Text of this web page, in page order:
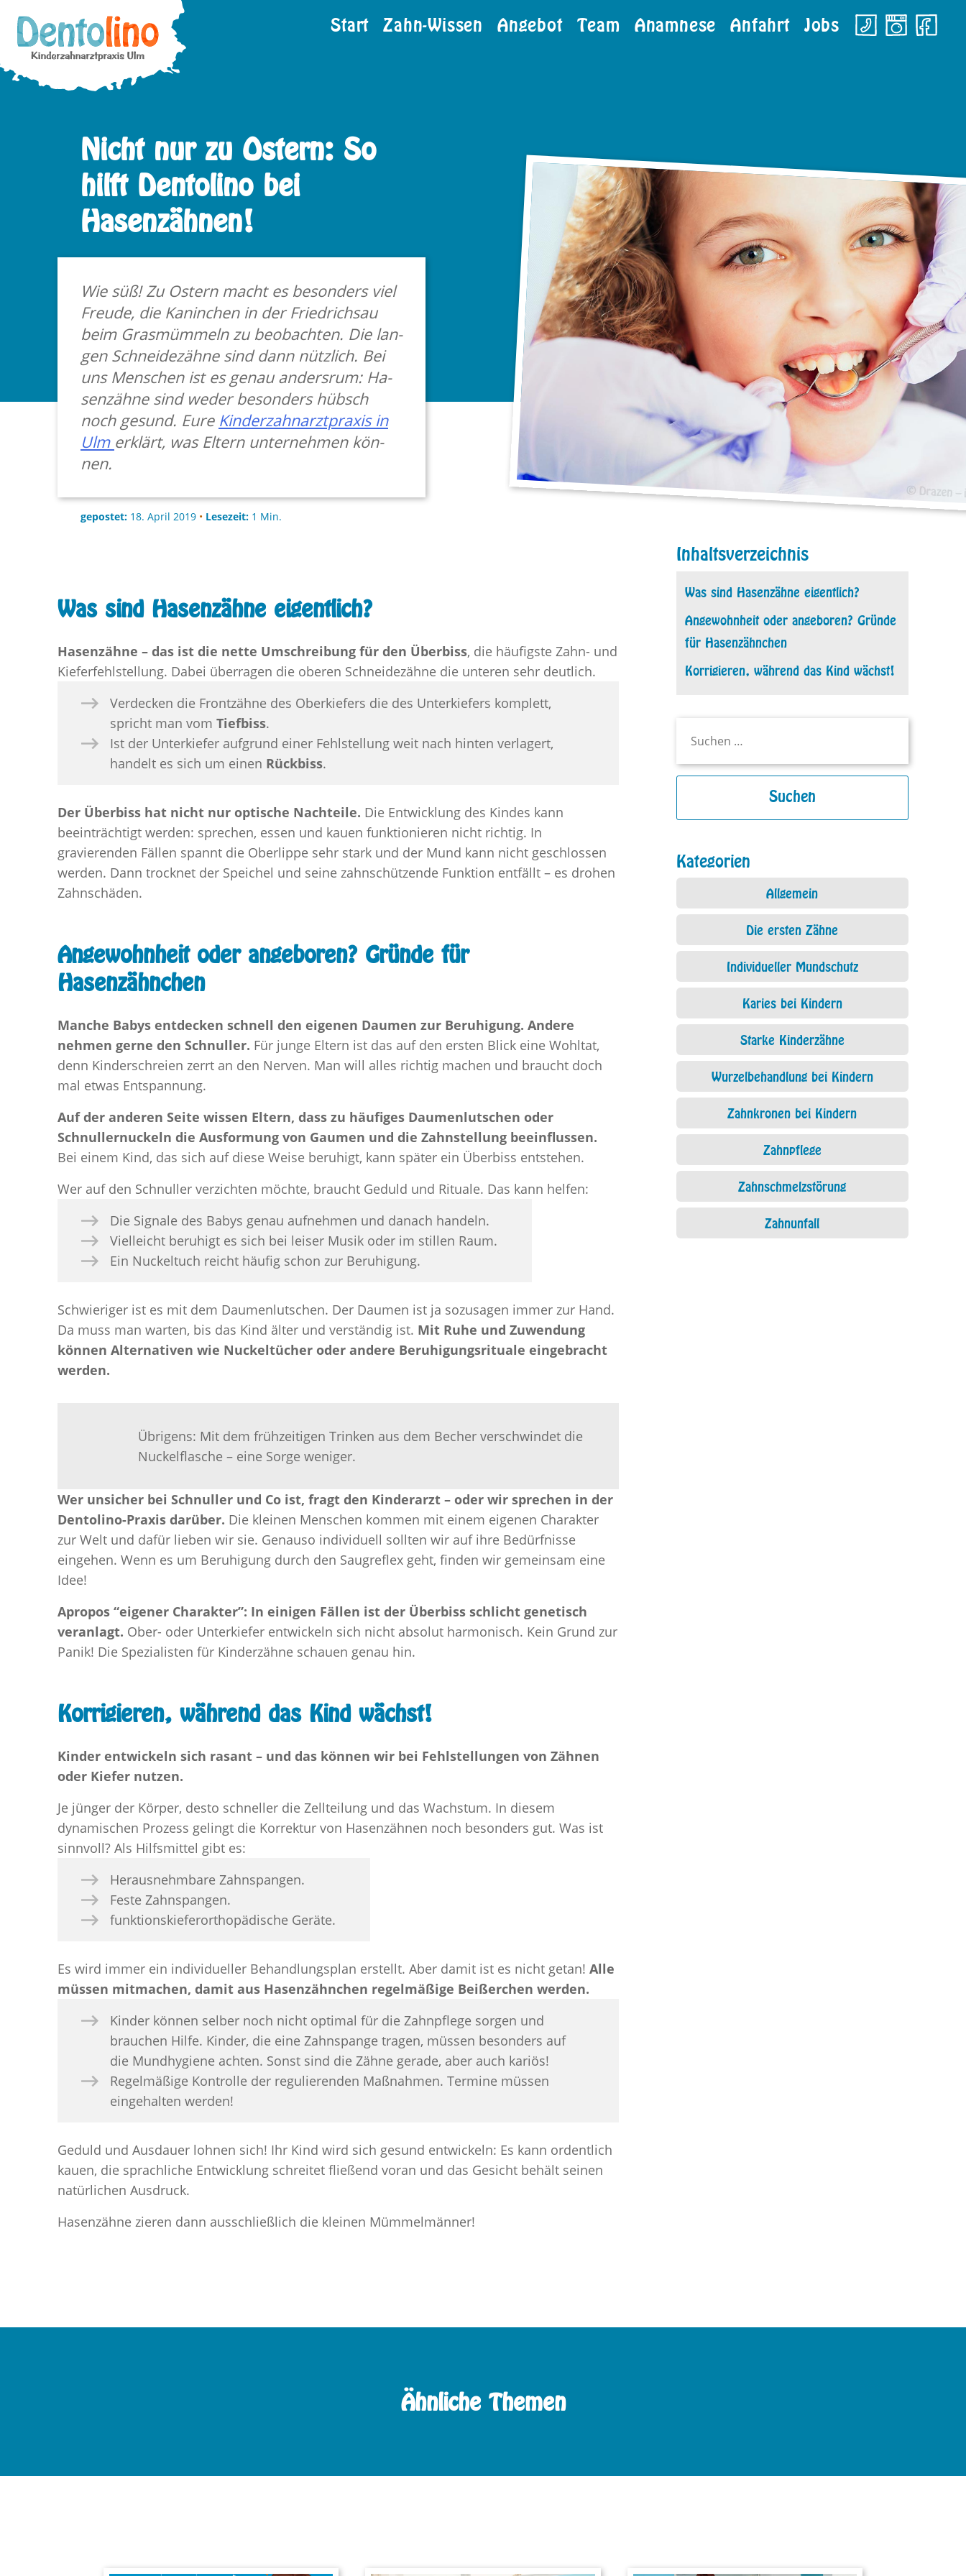
content
Start Zahn-Wissen Angebot Team Anamnese Anfahrt Jobs
Nicht nur zu Ostern: So
hilft Dentolino bei
Hasenzähnen!
Wie süß! Zu Os­tern macht es be­son­ders viel
Freu­de, die Ka­nin­chen in der Fried­rich­sau
beim Gras­müm­meln zu be­ob­ach­ten. Die lan­
gen Schnei­de­zäh­ne sind dann nütz­lich. Bei
uns Men­schen ist es genau an­ders­rum: Ha­
sen­zäh­ne sind weder be­son­ders hübsch
noch ge­sund. Eure Kin­der­zahn­arzt­pra­xis in
Ulm er­klärt, was El­tern un­ter­neh­men kön­
nen.
gepostet: 18. April 2019 • Lesezeit: 1 Min.
Was sind Hasenzähne eigentlich?
Hasenzähne – das ist die nette Umschreibung für den Überbiss, die häufigste Zahn- und
Kieferfehlstellung. Dabei überragen die oberen Schneidezähne die unteren sehr deutlich.
Verdecken die Frontzähne des Oberkiefers die des Unterkiefers komplett,
spricht man vomTiefbiss.
Ist der Unterkiefer aufgrund einer Fehlstellung weit nach hinten verlagert,
handelt es sich um einen Rückbiss.
Der Überbiss hat nicht nur optische Nachteile. Die Entwicklung des Kindes kann
beeinträchtigt werden: sprechen, essen und kauen funktionieren nicht richtig. In
gravierenden Fällen spannt die Oberlippe sehr stark und der Mund kann nicht geschlossen
werden. Dann trocknet der Speichel und seine zahnschützende Funktion entfällt – es drohen
Zahnschäden.
Angewohnheit oder angeboren? Gründe für
Hasenzähnchen
Manche Babys entdecken schnell den eigenen Daumen zur Beruhigung. Andere
nehmen gerne den Schnuller. Für junge Eltern ist das auf den ersten Blick eine Wohltat,
denn Kinderschreien zerrt an den Nerven. Man will alles richtig machen und braucht doch
mal etwas Entspannung.
Auf der anderen Seite wissen Eltern, dass zu häufiges Daumenlutschen oder
Schnullernuckeln die Ausformung von Gaumen und die Zahnstellung beeinflussen.
Bei einem Kind, das sich auf diese Weise beruhigt, kann später ein Überbiss entstehen.
Wer auf den Schnuller verzichten möchte, braucht Geduld und Rituale. Das kann helfen:
Die Signale des Babys genau aufnehmen und danach handeln.
Vielleicht beruhigt es sich bei leiser Musik oder im stillen Raum.
Ein Nuckeltuch reicht häufig schon zur Beruhigung.
Schwieriger ist es mit dem Daumenlutschen. Der Daumen ist ja sozusagen immer zur Hand.
Da muss man warten, bis das Kind älter und verständig ist. Mit Ruhe und Zuwendung
können Alternativen wie Nuckeltücher oder andere Beruhigungsrituale eingebracht
werden.
Übrigens: Mit dem frühzeitigen Trinken aus dem Becher verschwindet die
Nuckelflasche – eine Sorge weniger.
Wer unsicher bei Schnuller und Co ist, fragt den Kinderarzt – oder wir sprechen in der
Dentolino-Praxis darüber. Die kleinen Menschen kommen mit einem eigenen Charakter
zur Welt und dafür lieben wir sie. Genauso individuell sollten wir auf ihre Bedürfnisse
eingehen. Wenn es um Beruhigung durch den Saugreflex geht, finden wir gemeinsam eine
Idee!
Apropos “eigener Charakter”: In einigen Fällen ist der Überbiss schlicht genetisch
veranlagt. Ober- oder Unterkiefer entwickeln sich nicht absolut harmonisch. Kein Grund zur
Panik! Die Spezialisten für Kinderzähne schauen genau hin.
Korrigieren, während das Kind wächst!
Kinder entwickeln sich rasant – und das können wir bei Fehlstellungen von Zähnen
oder Kiefer nutzen.
Je jünger der Körper, desto schneller die Zellteilung und das Wachstum. In diesem
dynamischen Prozess gelingt die Korrektur von Hasenzähnen noch besonders gut. Was ist
sinnvoll? Als Hilfsmittel gibt es:
Herausnehmbare Zahnspangen.
Feste Zahnspangen.
funktionskieferorthopädische Geräte.
Es wird immer ein individueller Behandlungsplan erstellt. Aber damit ist es nicht getan! Alle
müssen mitmachen, damit aus Hasenzähnchen regelmäßige Beißerchen werden.
Kinder können selber noch nicht optimal für die Zahnpflege sorgen und
brauchen Hilfe. Kinder, die eine Zahnspange tragen, müssen besonders auf
die Mundhygiene achten. Sonst sind die Zähne gerade, aber auch kariös!
Regelmäßige Kontrolle der regulierenden Maßnahmen. Termine müssen
eingehalten werden!
Geduld und Ausdauer lohnen sich! Ihr Kind wird sich gesund entwickeln: Es kann ordentlich
kauen, die sprachliche Entwicklung schreitet fließend voran und das Gesicht behält seinen
natürlichen Ausdruck.
Hasenzähne zieren dann ausschließlich die kleinen Mümmelmänner!
Inhaltsverzeichnis
Was sind Hasenzähne eigentlich?
Angewohnheit oder angeboren? Gründe
für Hasenzähnchen
Korrigieren, während das Kind wächst!
nach:
Kategorien
Allgemein
Die ersten Zähne
Individueller Mundschutz
Karies bei Kindern
Starke Kinderzähne
Wurzelbehandlung bei Kindern
Zahnkronen bei Kindern
Zahnpflege
Zahnschmelzstörung
Zahnunfall
Ähnliche Themen